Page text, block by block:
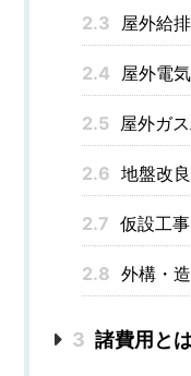
2.3 屋外給
2.4 屋外電
2.5 屋外ガ
2.6 地盤改
2.7 仮設工事
2.8 外構・
3 諸費用とは